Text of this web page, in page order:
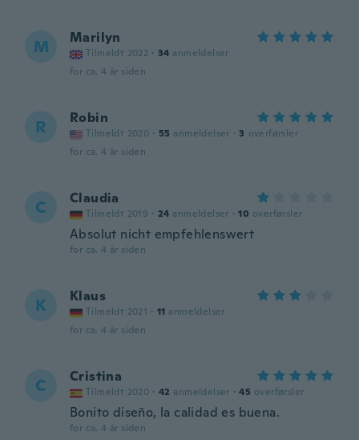
M Marilyn
Tilmeldt 2022 · 34 anmeldelser
for ca. 4 år siden
R Robin
Tilmeldt 2020 · 55 anmeldelser · 3 overførsler
for ca. 4 år siden
C Claudia
Tilmeldt 2019 · 24 anmeldelser · 10 overførsler
Absolut nicht empfehlenswert
for ca. 4 år siden
K Klaus
Tilmeldt 2021 · 11 anmeldelser
for ca. 4 år siden
C Cristina
Tilmeldt 2020 · 42 anmeldelser · 45 overførsler
Bonito diseño, la calidad es buena.
for ca. 4 år siden